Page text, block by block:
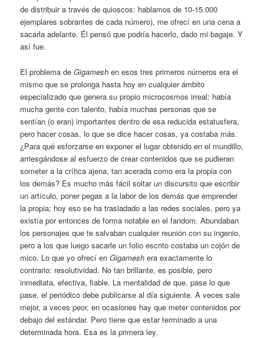
de distribuir a través de quioscos: hablamos de 10-15.000
ejemplares sobrantes de cada número), me ofrecí en una cena a
sacarla adelante. Él pensó que podría hacerlo, dado mi bagaje. Y
así fue.
El problema deGigameshen esos tres primeros números era el
mismo que se prolonga hasta hoy en cualquier ámbito
especializado que genera su propio microcosmos irreal: había
mucha gente con talento, había muchas personas que se
sentían (o eran) importantes dentro de esa reducida estatusfera,
pero hacer cosas, lo que se dice hacer cosas, ya costaba más.
¿Para qué esforzarse en exponer el lugar obtenido en el mundillo,
arriesgándose al esfuerzo de crear contenidos que se pudieran
someter a la crítica ajena, tan acerada como era la propia con
los demás? Es mucho más fácil soltar un discursito que escribir
un artículo, poner pegas a la labor de los demás que emprender
la propia; hoy eso se ha trasladado a las redes sociales, pero ya
existía por entonces de forma notable en el fandom. Abundaban
los personajes que te salvaban cualquier reunión con su ingenio,
pero a los que luego sacarle un folio escrito costaba un cojón de
mico. Lo que yo ofrecí enGigameshera exactamente lo
contrario: resolutividad. No tan brillante, es posible, pero
inmediata, efectiva, fiable. La mentalidad de que, pase lo que
pase, el periódico debe publicarse al día siguiente. A veces sale
mejor, a veces peor, en ocasiones hay que meter contenidos por
debajo del estándar. Pero tiene que estar terminado a una
determinada hora. Esa es la primera ley.